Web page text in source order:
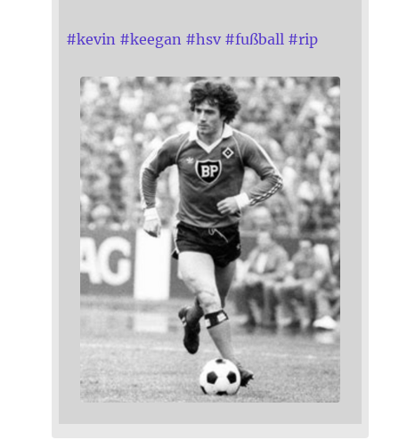
#kevin #keegan #hsv #fußball #rip